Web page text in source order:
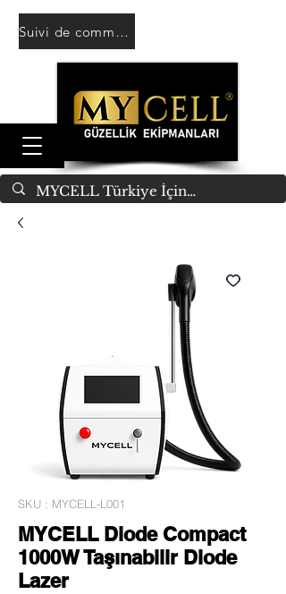
Suivi de commande
SKU : MYCELL-L001
MYCELL Diode Compact
1000W Taşınabilir Diode
Lazer